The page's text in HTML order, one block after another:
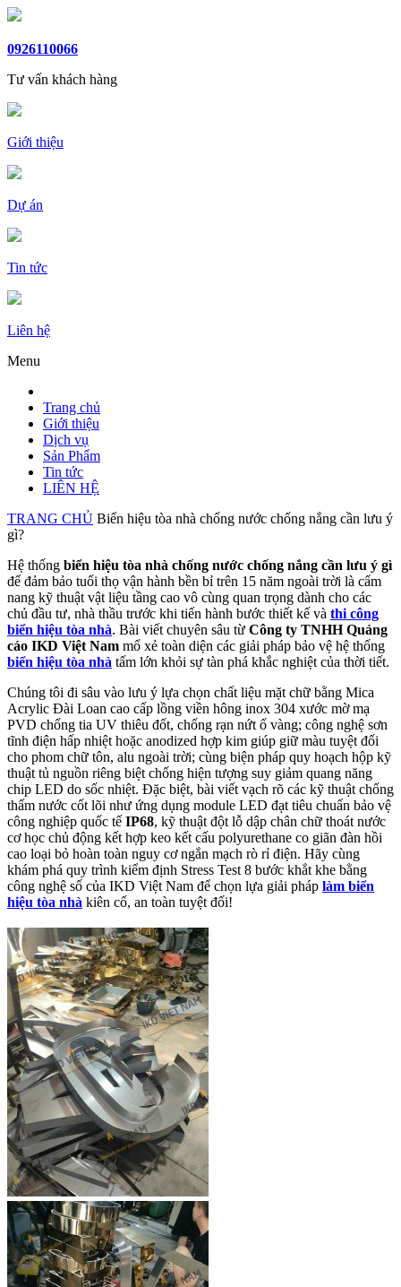
0926110066
Tư vấn khách hàng
Giới thiệu
Dự án
Tin tức
Liên hệ
Menu
Trang chủ
Giới thiệu
Dịch vụ
Sản Phẩm
Tin tức
LIÊN HỆ
TRANG CHỦ Biển hiệu tòa nhà chống nước chống nắng cần lưu ý
gì?
Hệ thống biển hiệu tòa nhà chống nước chống nắng cần lưu ý gì
để đảm bảo tuổi thọ vận hành bền bỉ trên 15 năm ngoài trời là cẩm
nang kỹ thuật vật liệu tầng cao vô cùng quan trọng dành cho các
chủ đầu tư, nhà thầu trước khi tiến hành bước thiết kế và thi công
biển hiệu tòa nhà. Bài viết chuyên sâu từ Công ty TNHH Quảng
cáo IKD Việt Nam mổ xẻ toàn diện các giải pháp bảo vệ hệ thống
biển hiệu tòa nhà tấm lớn khỏi sự tàn phá khắc nghiệt của thời tiết.
Chúng tôi đi sâu vào lưu ý lựa chọn chất liệu mặt chữ bằng Mica
Acrylic Đài Loan cao cấp lồng viền hông inox 304 xước mờ mạ
PVD chống tia UV thiêu đốt, chống rạn nứt ố vàng; công nghệ sơn
tĩnh điện hấp nhiệt hoặc anodized hợp kim giúp giữ màu tuyệt đối
cho phom chữ tôn, alu ngoài trời; cùng biện pháp quy hoạch hộp kỹ
thuật tủ nguồn riêng biệt chống hiện tượng suy giảm quang năng
chip LED do sốc nhiệt. Đặc biệt, bài viết vạch rõ các kỹ thuật chống
thấm nước cốt lõi như ứng dụng module LED đạt tiêu chuẩn bảo vệ
công nghiệp quốc tế IP68, kỹ thuật đột lỗ dập chân chữ thoát nước
cơ học chủ động kết hợp keo kết cấu polyurethane co giãn đàn hồi
cao loại bỏ hoàn toàn nguy cơ ngắn mạch rò rỉ điện. Hãy cùng
khám phá quy trình kiểm định Stress Test 8 bước khắt khe bằng
công nghệ số của IKD Việt Nam để chọn lựa giải pháp làm biển
hiệu tòa nhà kiên cố, an toàn tuyệt đối!